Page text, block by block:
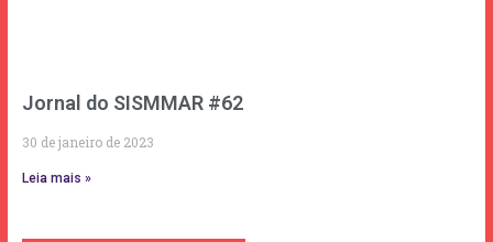
Jornal do SISMMAR #62
30 de janeiro de 2023
Leia mais »